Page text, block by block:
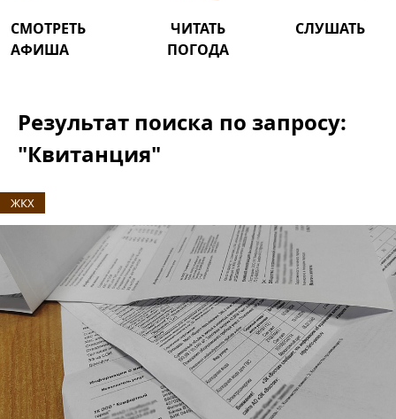
СМОТРЕТЬ ЧИТАТЬ
СЛУШАТЬ
АФИША
ПОГОДА
Результат поиска по запросу:
"Квитанция"
ЖКХ